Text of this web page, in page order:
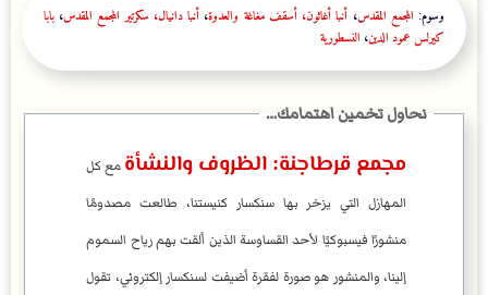
وسوم: المجمع المقدس، أنبا أغاثون، أسقف مغاغة والعدوة، أنبا دانيال، سكرتير المجمع المقدس، بابا
كيرلس عمود الدين، النسطورية
مجمع قرطاجنة: الظروف والنشأة مع كل
المهازل التي يزخر بها سنكسار كنيستنا، طالعت مصدومًا
منشورًا فيسبوكيًا لأحد القساوسة الذين ألقت بهم رياح السموم
إلينا، والمنشور هو صورة لفقرة أضيفت لسنكسار إلكتروني، تقول